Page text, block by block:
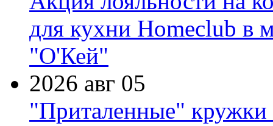
для кухни Homeclub в
"О'Кей"
2026 авг 05
"Приталенные" кружки